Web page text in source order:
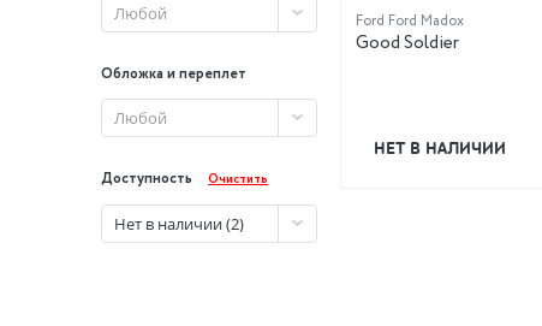
Любой
Обложка и переплет
Любой
Доступность Очистить
Нет в наличии (2)
Ford Ford Madox
Good Soldier
НЕТ В НАЛИЧИИ